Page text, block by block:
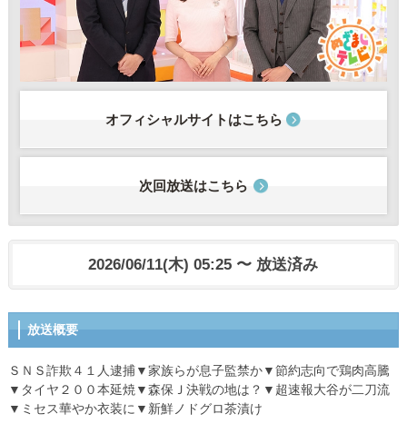
オフィシャルサイトはこちら
次回放送はこちら
2026/06/11(木) 05:25 〜 放送済み
放送概要
ＳＮＳ詐欺４１人逮捕▼家族らが息子監禁か▼節約志向で鶏肉高騰
▼タイヤ２００本延焼▼森保Ｊ決戦の地は？▼超速報大谷が二刀流
▼ミセス華やか衣装に▼新鮮ノドグロ茶漬け